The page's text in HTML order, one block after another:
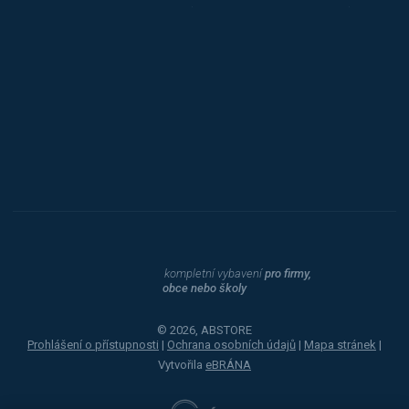
kompletní vybavenípro firmy,
obce nebo školy
© 2026, ABSTORE
Prohlášení o přístupnosti | Ochrana osobních údajů | Mapa stránek |
Vytvořila eBRÁNA